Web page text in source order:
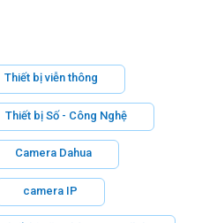
Thiết bị viễn thông
Thiết bị Số - Công Nghệ
Camera Dahua
camera IP